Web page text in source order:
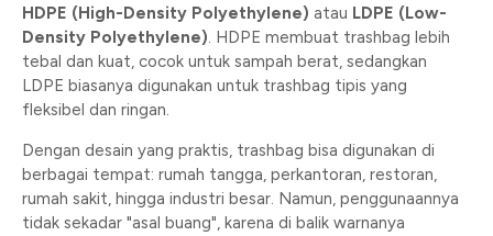
HDPE (High-Density Polyethylene) atau LDPE (Low-
Density Polyethylene). HDPE membuat trashbag lebih
tebal dan kuat, cocok untuk sampah berat, sedangkan
LDPE biasanya digunakan untuk trashbag tipis yang
fleksibel dan ringan.
Dengan desain yang praktis, trashbag bisa digunakan di
berbagai tempat: rumah tangga, perkantoran, restoran,
rumah sakit, hingga industri besar. Namun, penggunaannya
tidak sekadar "asal buang", karena di balik warnanya